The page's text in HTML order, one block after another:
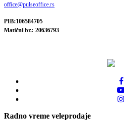
office@pulseoffice.rs
PIB:106584705
Matični br.: 20636793
Radno vreme veleprodaje